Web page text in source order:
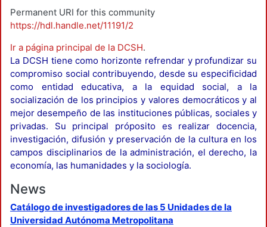
Permanent URI for this community
https://hdl.handle.net/11191/2
Ir a página principal de la DCSH.
La DCSH tiene como horizonte refrendar y profundizar su
compromiso social contribuyendo, desde su especificidad
como entidad educativa, a la equidad social, a la
socialización de los principios y valores democráticos y al
mejor desempeño de las instituciones públicas, sociales y
privadas. Su principal próposito es realizar docencia,
investigación, difusión y preservación de la cultura en los
campos disciplinarios de la administración, el derecho, la
economía, las humanidades y la sociología.
News
Catálogo de investigadores de las 5 Unidades de la
Universidad Autónoma Metropolitana